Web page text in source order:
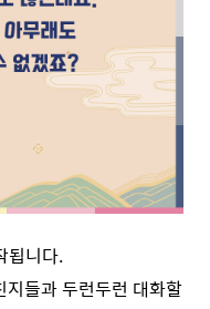
됩니다.
들과 두런두런 대화할